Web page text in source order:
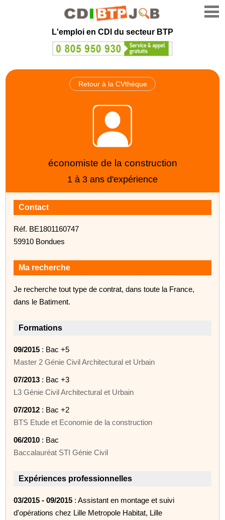
L'emploi en CDI du secteur BTP
Retour à la CVthèque
économiste de la construction
1 à 3 ans d'expérience
Contact
Réf. BE1801160747
59910 Bondues
Ma recherche
Je recherche tout type de contrat, dans toute la France,
dans le Batiment.
Formations
09/2015 : Bac +5
Master 2 Génie Civil Architectural et Urbain
07/2013 : Bac +3
L3 Génie Civil Architectural et Urbain
07/2012 : Bac +2
BTS Etude et Economie de la construction
06/2010 : Bac
Baccalauréat STI Génie Civil
Expériences professionnelles
03/2015 - 09/2015 : Assistant en montage et suivi
d'opérations chez Lille Metropole Habitat, Lille